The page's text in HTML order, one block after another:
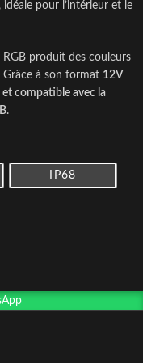
pour l’intérieur et le
RGB produit des couleurs
à son format 12V
compatible avec la
.
IP68